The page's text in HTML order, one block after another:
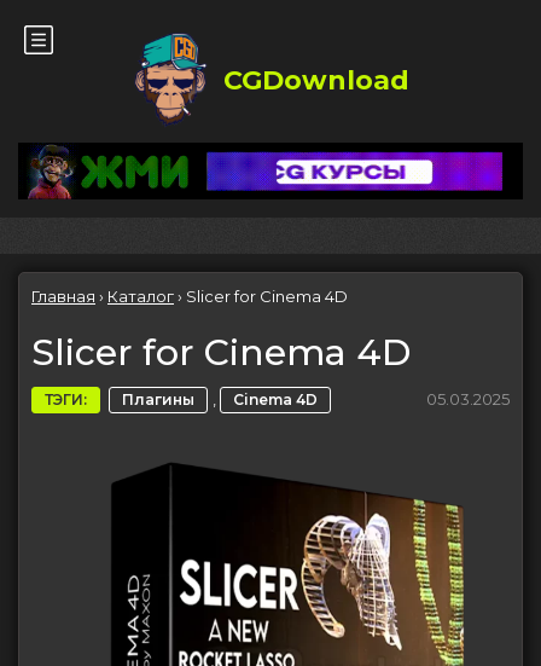
CGDownload
Главная › Каталог› Slicer for Cinema 4D
Slicer for Cinema 4D
ТЭГИ: Плагины , Cinema 4D 05.03.2025